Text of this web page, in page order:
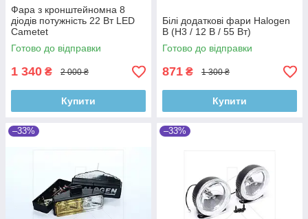
Фара з кронштейномна 8
діодів потужність 22 Вт LED
Cametet
Готово до відправки
1 340 ₴ 2 000 ₴
Купити
Білі додаткові фари Halogen
B (H3 / 12 В / 55 Вт)
Готово до відправки
871 ₴ 1 300 ₴
Купити
–33% –33%